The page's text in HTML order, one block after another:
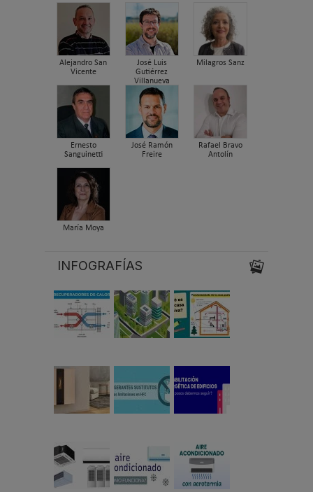
Alejandro San
Vicente
José Luis
Gutiérrez
Villanueva
Milagros Sanz
Ernesto
Sanguinetti
José Ramón
Freire
Rafael Bravo
Antolín
María Moya
INFOGRAFÍAS